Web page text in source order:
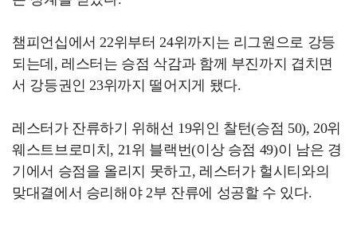
챔피언십에서 22위부터 24위까지는 리그원으로 강등
되는데, 레스터는 승점 삭감과 함께 부진까지 겹치면
서 강등권인 23위까지 떨어지게 됐다.
레스터가 잔류하기 위해선 19위인 찰턴(승점 50), 20위
웨스트브로미치, 21위 블랙번(이상 승점 49)이 남은 경
기에서 승점을 올리지 못하고, 레스터가 헐시티와의
맞대결에서 승리해야 2부 잔류에 성공할 수 있다.